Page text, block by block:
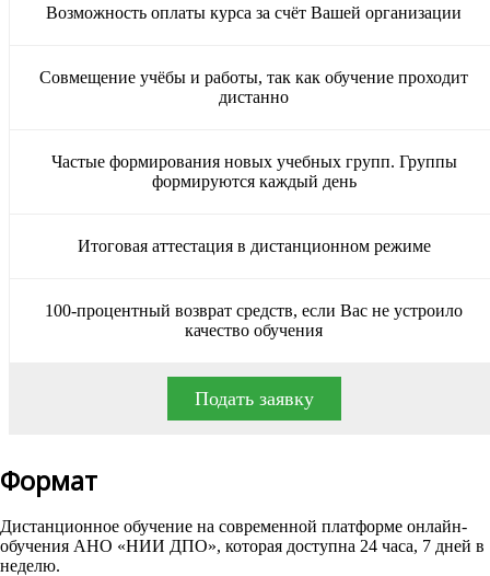
Возможность оплаты курса за счёт Вашей организации
Совмещение учёбы и работы, так как обучение проходит
дистанно
Частые формирования новых учебных групп. Группы
формируются каждый день
Итоговая аттестация в дистанционном режиме
100-процентный возврат средств, если Вас не устроило
качество обучения
Подать заявку
Формат
Дистанционное обучение на современной платформе онлайн-
обучения АНО «НИИ ДПО», которая доступна 24 часа, 7 дней в
неделю.